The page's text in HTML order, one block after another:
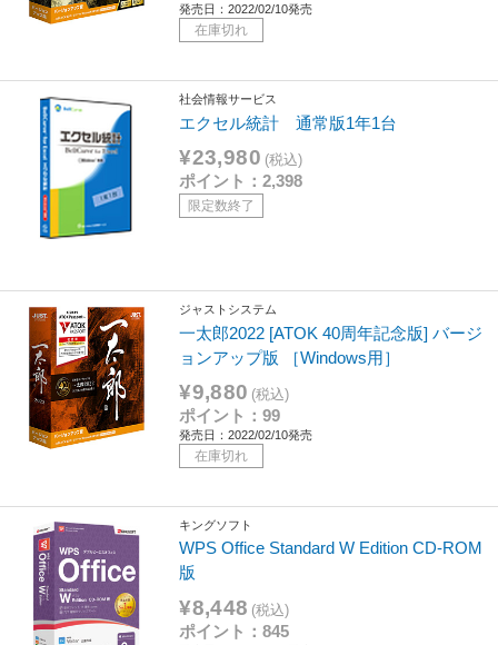
発売日：2022/02/10発売
在庫切れ
社会情報サービス
エクセル統計 通常版1年1台
¥23,980 (税込)
ポイント：2,398
限定数終了
ジャストシステム
一太郎2022 [ATOK 40周年記念版] バージ
ョンアップ版 ［Windows用］
¥9,880 (税込)
ポイント：99
発売日：2022/02/10発売
在庫切れ
キングソフト
WPS Office Standard W Edition CD-ROM
版
¥8,448 (税込)
ポイント：845